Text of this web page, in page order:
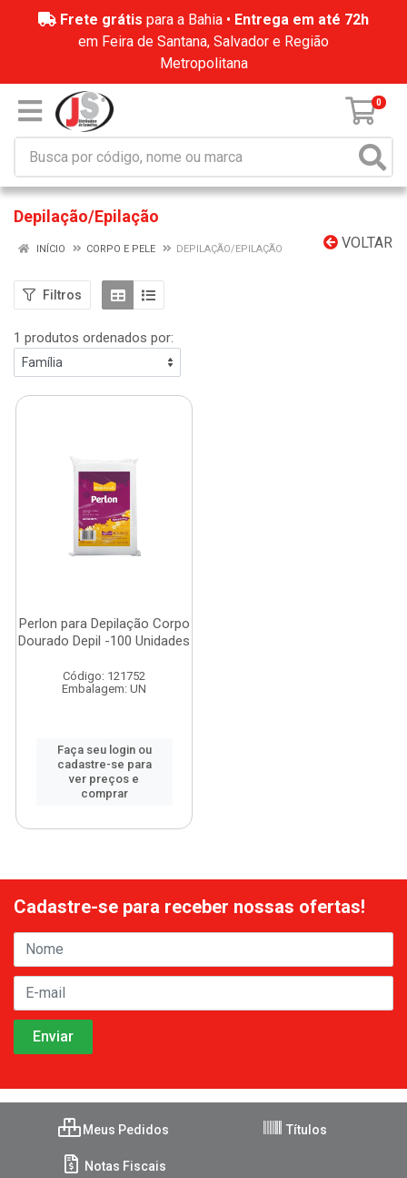
Frete grátis para a Bahia • Entrega em até 72h
em Feira de Santana, Salvador e Região
Metropolitana
0
Depilação/Epilação
VOLTAR
INÍCIO CORPO E PELE DEPILAÇÃO/EPILAÇÃO
Filtros
1 produtos ordenados por:
Perlon para Depilação Corpo
Dourado Depil -100 Unidades
Código: 121752
Embalagem: UN
Faça seu login ou
cadastre-se para
ver preços e
comprar
Cadastre-se para receber nossas ofertas!
Meus Pedidos Títulos
Notas Fiscais